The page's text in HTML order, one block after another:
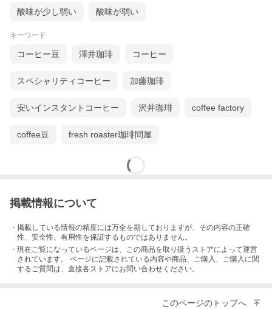
酸味が少し弱い 酸味が弱い
キーワード
コーヒー豆 澤井珈琲 コーヒー
スペシャリティコーヒー 加藤珈琲
安いインスタントコーヒー 沢井珈琲 coffee factory
coffee豆 fresh roaster珈琲問屋
掲載情報について
・掲載している情報の精度には万全を期しておりますが、その内容の正確
性、安全性、有用性を保証するものではありません。
・現在ご覧になっているページは、この商品を取り扱うストアによって運営
されています。 ページに記載されている内容や商品、ご購入 、ご購入に関
するご質問は、直接各ストアにお問い合わせください。
このページのトップへ